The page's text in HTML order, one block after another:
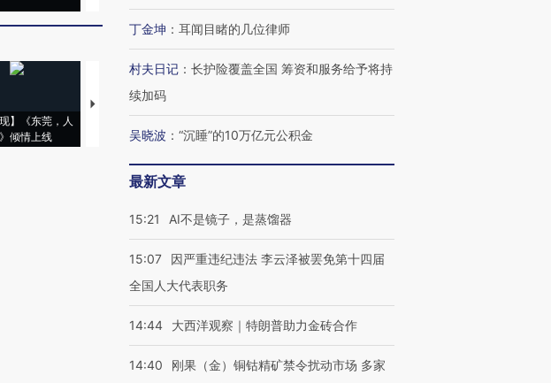
】《东莞，人
倾情上线
【推广】走进第四届链博
有意思的生活方式·第三对
丁金坤 ： 耳闻目睹的几位律师
村夫日记 ： 长护险覆盖全国 筹资和服务给予将持
续加码
吴晓波 ： “沉睡”的10万亿元公积金
最新文章
15:21 AI不是镜子，是蒸馏器
15:07
因严重违纪违法 李云泽被罢免第十四届
全国人大代表职务
14:44 大西洋观察｜特朗普助力金砖合作
14:40
刚果（金）铜钴精矿禁令扰动市场 多家